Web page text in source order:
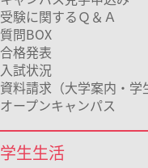
受験に関するＱ＆Ａ
質問BOX
合格発表
入試状況
資料請求（大学案内・学
オープンキャンパス
学生生活